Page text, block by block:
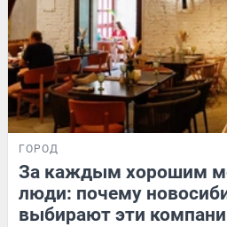
ГОРОД
За каждым хорошим
люди: почему
выбирают эти